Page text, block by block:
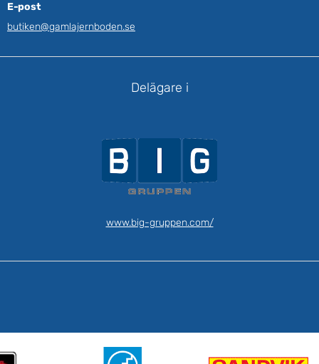
E-post
butiken@gamlajernboden.se
Delägare i
www.big-gruppen.com/